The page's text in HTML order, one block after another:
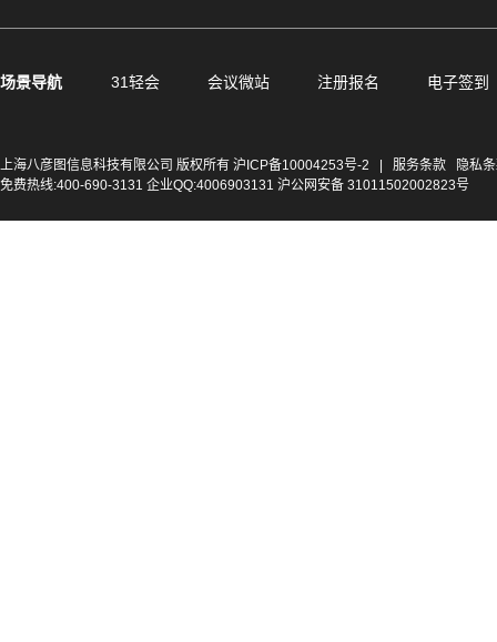
场景导航 31轻会 会议微站 注册报名 电子签到
上海八彦图信息科技有限公司 版权所有 沪ICP备10004253号-2 服务条款
隐私
免费热线:400-690-3131 企业QQ:4006903131 沪公网安备 31011502002823号